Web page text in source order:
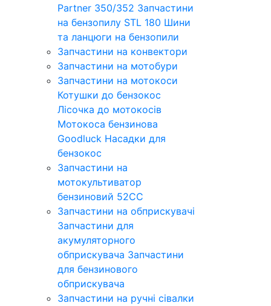
Partner 350/352 Запчастини
на бензопилу STL 180 Шини
та ланцюги на бензопили
Запчастини на конвектори
Запчастини на мотобури
Запчастини на мотокоси
Котушки до бензокос
Лісочка до мотокосів
Мотокоса бензинова
Goodluck Насадки для
бензокос
Запчастини на
мотокультиватор
бензиновий 52СС
Запчастини на обприскувачі
Запчастини для
акумуляторного
обприскувача Запчастини
для бензинового
обприскувача
Запчастини на ручні сівалки